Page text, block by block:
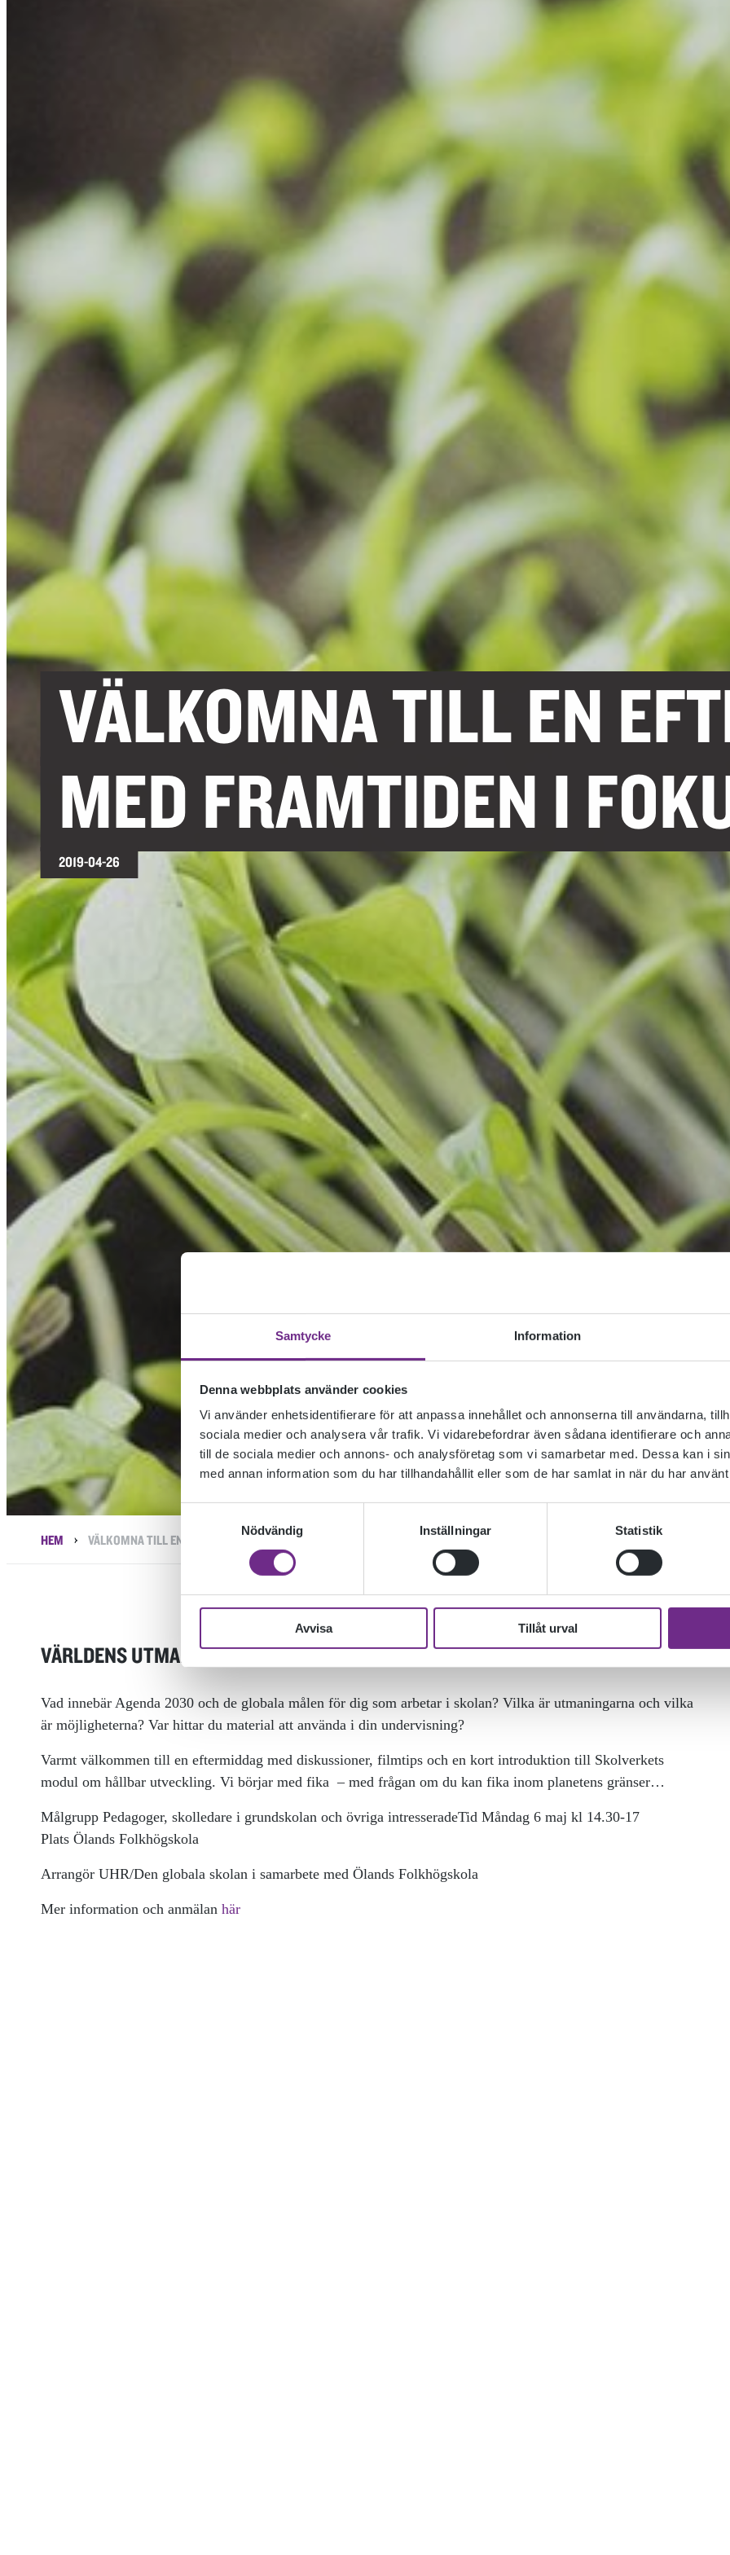
Samtycke Information
Denna webbplats använder cookies
Vi använder enhetsidentifierare för att anpassa innehållet och annonserna till användarna,
sociala medier och analysera vår trafik. Vi vidarebefordrar även sådana identifierare och
till de sociala medier och annons- och analysföretag som vi samarbetar med. Dessa kan i
med annan information som du har tillhandahållit eller som de har samlat in när du har
Nödvändig
Inställningar Statistik
Avvisa Tillåt urval
ODLING OCH
RÄTTIGHETER OCH REGLER
TILLGÄNGLIGHETSREDOGÖRELSE
VÄLKOMNA TILL EN
MED FRAMTIDEN I
2019-04-26
HEM › VÄLKOMNA TILL EN EFTERMIDDAG MED FRAMTIDEN I FOKUS!
VÄRLDENS UTMANING – VÄRLDENS MÖJLIGHET
Vad innebär Agenda 2030 och de globala målen för dig som arbetar i skolan? Vilka är utmaningarna och vilka
är möjligheterna? Var hittar du material att använda i din undervisning?
Varmt välkommen till en eftermiddag med diskussioner, filmtips och en kort introduktion till Skolverkets
modul om hållbar utveckling. Vi börjar med fika – med frågan om du kan fika inom planetens gränser…
Målgrupp Pedagoger, skolledare i grundskolan och övriga intresseradeTid Måndag 6 maj kl 14.30-17
Plats Ölands Folkhögskola
Arrangör UHR/Den globala skolan i samarbete med Ölands Folkhögskola
Mer information och anmälan här